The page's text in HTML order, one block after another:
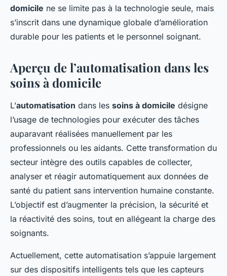
domicile ne se limite pas à la technologie seule, mais
s’inscrit dans une dynamique globale d’amélioration
durable pour les patients et le personnel soignant.
Aperçu de l’automatisation dans les
soins à domicile
L’automatisation dans les soins à domicile désigne
l’usage de technologies pour exécuter des tâches
auparavant réalisées manuellement par les
professionnels ou les aidants. Cette transformation du
secteur intègre des outils capables de collecter,
analyser et réagir automatiquement aux données de
santé du patient sans intervention humaine constante.
L’objectif est d’augmenter la précision, la sécurité et
la réactivité des soins, tout en allégeant la charge des
soignants.
Actuellement, cette automatisation s’appuie largement
sur des dispositifs intelligents tels que les capteurs